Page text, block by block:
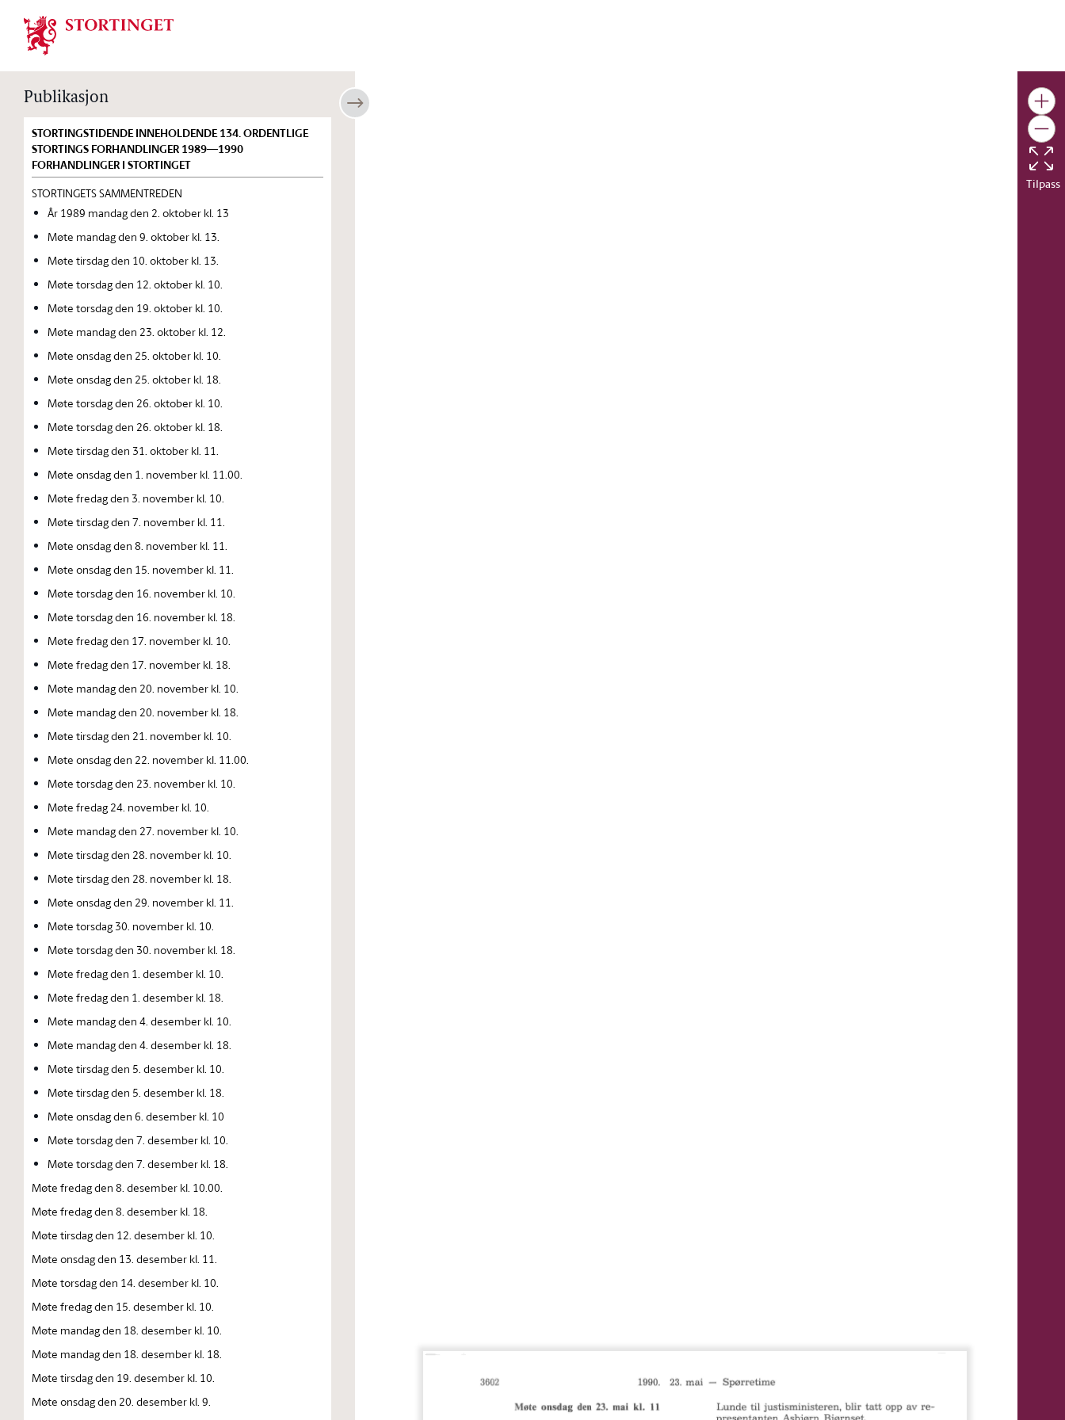
Stortinget.no
Publikasjon
STORTINGSTIDENDE INNEHOLDENDE 134. ORDENTLIGE
STORTINGS FORHANDLINGER 1989—1990
FORHANDLINGER I STORTINGET
STORTINGETS SAMMENTREDEN
År 1989 mandag den 2. oktober kl. 13
Møte mandag den 9. oktober kl. 13.
Møte tirsdag den 10. oktober kl. 13.
Møte torsdag den 12. oktober kl. 10.
Møte torsdag den 19. oktober kl. 10.
Møte mandag den 23. oktober kl. 12.
Møte onsdag den 25. oktober kl. 10.
Møte onsdag den 25. oktober kl. 18.
Møte torsdag den 26. oktober kl. 10.
Møte torsdag den 26. oktober kl. 18.
Møte tirsdag den 31. oktober kl. 11.
Møte onsdag den 1. november kl. 11.00.
Møte fredag den 3. november kl. 10.
Møte tirsdag den 7. november kl. 11.
Møte onsdag den 8. november kl. 11.
Møte onsdag den 15. november kl. 11.
Møte torsdag den 16. november kl. 10.
Møte torsdag den 16. november kl. 18.
Møte fredag den 17. november kl. 10.
Møte fredag den 17. november kl. 18.
Møte mandag den 20. november kl. 10.
Møte mandag den 20. november kl. 18.
Møte tirsdag den 21. november kl. 10.
Møte onsdag den 22. november kl. 11.00.
Møte torsdag den 23. november kl. 10.
Møte fredag 24. november kl. 10.
Møte mandag den 27. november kl. 10.
Møte tirsdag den 28. november kl. 10.
Møte tirsdag den 28. november kl. 18.
Møte onsdag den 29. november kl. 11.
Møte torsdag 30. november kl. 10.
Møte torsdag den 30. november kl. 18.
Møte fredag den 1. desember kl. 10.
Møte fredag den 1. desember kl. 18.
Møte mandag den 4. desember kl. 10.
Møte mandag den 4. desember kl. 18.
Møte tirsdag den 5. desember kl. 10.
Møte tirsdag den 5. desember kl. 18.
Møte onsdag den 6. desember kl. 10
Møte torsdag den 7. desember kl. 10.
Møte torsdag den 7. desember kl. 18.
Møte fredag den 8. desember kl. 10.00.
Møte fredag den 8. desember kl. 18.
Møte tirsdag den 12. desember kl. 10.
Møte onsdag den 13. desember kl. 11.
Møte torsdag den 14. desember kl. 10.
Møte fredag den 15. desember kl. 10.
Møte mandag den 18. desember kl. 10.
Møte mandag den 18. desember kl. 18.
Møte tirsdag den 19. desember kl. 10.
Møte onsdag den 20. desember kl. 9.